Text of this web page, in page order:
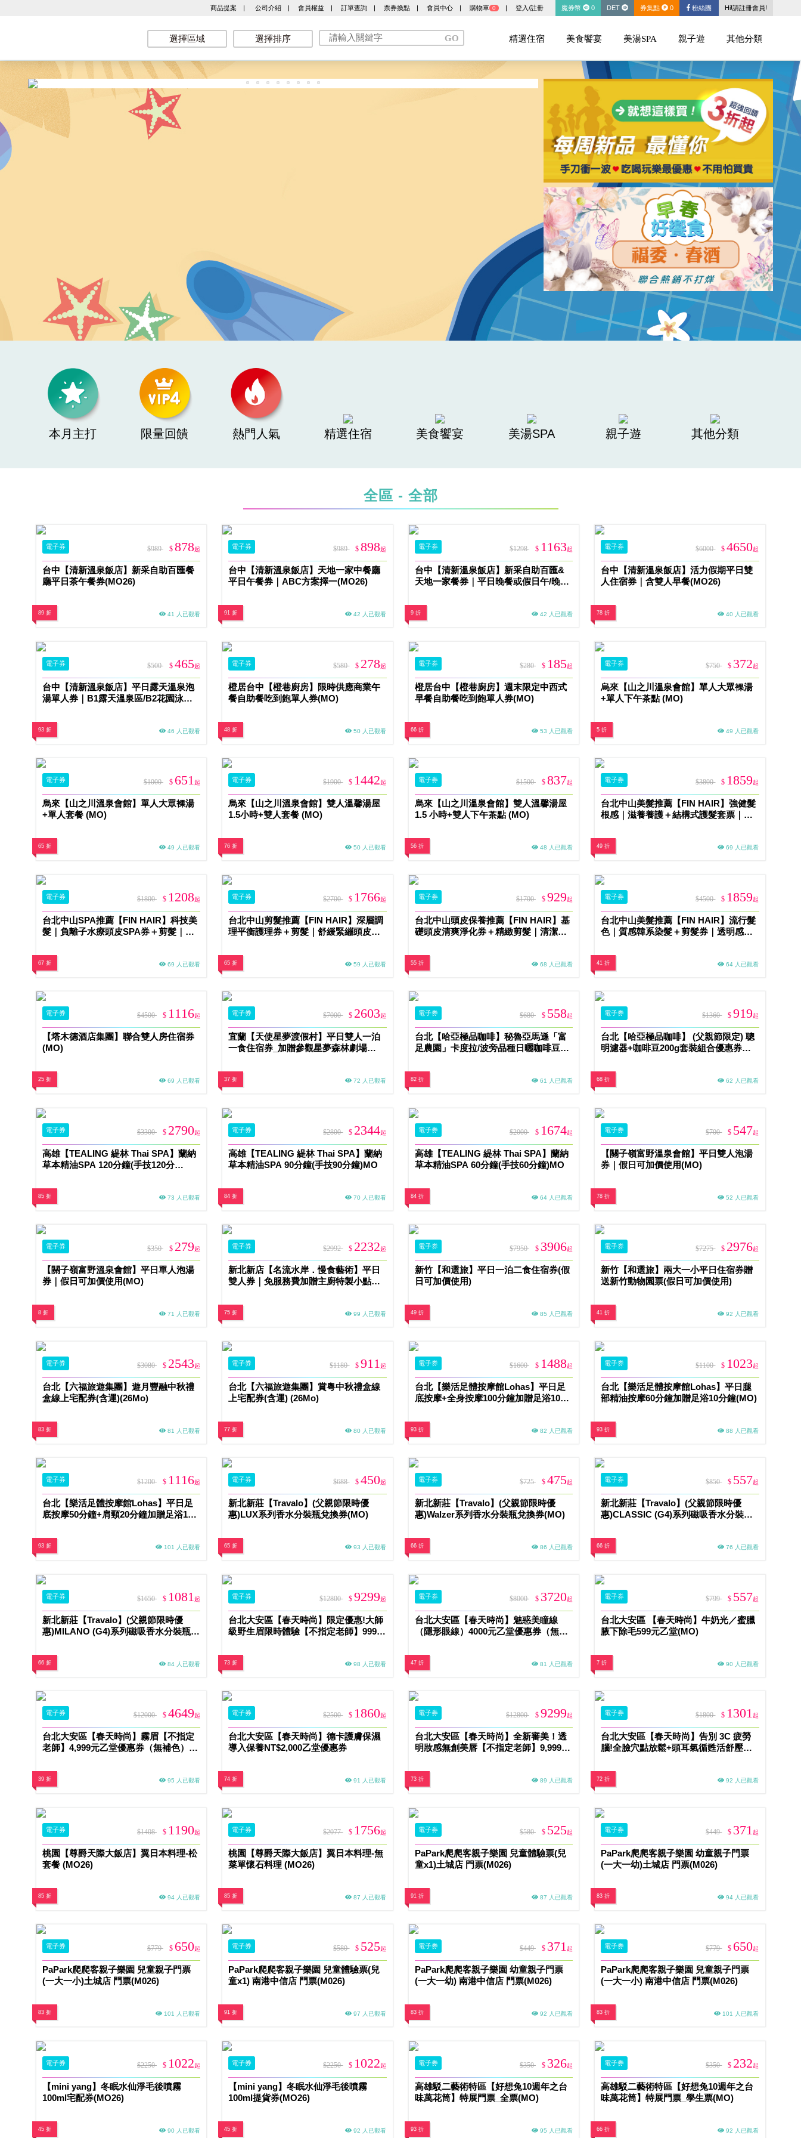
Hi!請註冊會員!
粉絲團
券集點 0
DET
魔券幣 0
商品提案| 公司介紹| 會員權益 | 訂單查詢| 票券換點| 會員中心| 購物車 0 | 登入/註冊
選擇區域 選擇排序 精選住宿 美食饗宴 美湯SPA 親子遊 其他分類
本月主打 限量回饋 熱門人氣 精選住宿 美食饗宴 美湯SPA 親子遊 其他分類
全區 - 全部
電子券 $989 $ 878起
台中【清新溫泉飯店】新采自助百匯餐
廳平日茶午餐券(MO26)
89 折 41 人已觀看
電子券 $989 $898起
台中【清新溫泉飯店】天地一家中餐廳
平日午餐券｜ABC方案擇一(MO26)
91 折 42 人已觀看
電子券 $1298 $ 1163起
台中【清新溫泉飯店】新采自助百匯&
天地一家餐券｜平日晚餐或假日午/晚餐
9 折 42 人已觀看
電子券 $6000 $4650起
台中【清新溫泉飯店】活力假期平日雙
人住宿券｜含雙人早餐(MO26)
78 折 40 人已觀看
電子券 $500 $ 465起
台中【清新溫泉飯店】平日露天溫泉泡
湯單人券｜B1露天溫泉區/B2花園泳池
93 折 46 人已觀看
電子券 $580 $ 278起
橙居台中【橙巷廚房】限時供應商業午
餐自助餐吃到飽單人券(MO)
48 折 50 人已觀看
電子券 $280 $ 185起
橙居台中【橙巷廚房】週末限定中西式
早餐自助餐吃到飽單人券(MO)
66 折 53 人已觀看
電子券 $750 $ 372起
烏來【山之川溫泉會館】單人大眾裸湯
+單人下午茶點 (MO)
5 折 49 人已觀看
電子券 $1000 $ 651起
烏來【山之川溫泉會館】單人大眾裸湯
+單人套餐 (MO)
65 折 49 人已觀看
電子券 $1900 $ 1442起
烏來【山之川溫泉會館】雙人溫馨湯屋
1.5小時+雙人套餐 (MO)
76 折 50 人已觀看
電子券 $1500 $ 837起
烏來【山之川溫泉會館】雙人溫馨湯屋
1.5 小時+雙人下午茶點 (MO)
56 折 48 人已觀看
電子券 $3800 $ 1859起
台北中山美髮推薦【FIN HAIR】強健髮
根感｜滋養養護＋結構式護髮套票｜滋
49 折 69 人已觀看
電子券 $1800 $ 1208起
台北中山SPA推薦【FIN HAIR】科技美
髮｜負離子水療頭皮SPA券＋剪髮｜科
67 折 69 人已觀看
電子券 $2700 $ 1766起
台北中山剪髮推薦【FIN HAIR】深層調
理平衡護理券＋剪髮｜舒緩緊繃頭皮、
65 折 59 人已觀看
電子券 $1700 $ 929起
台北中山頭皮保養推薦【FIN HAIR】基
礎頭皮清爽淨化券＋精緻剪髮｜清潔毛
55 折 68 人已觀看
電子券 $4500 $ 1859起
台北中山美髮推薦【FIN HAIR】流行髮
色｜質感韓系染髮＋剪髮券｜透明感光
41 折 64 人已觀看
電子券 $4500 $ 1116起
【塔木德酒店集團】聯合雙人房住宿券
(MO)
25 折 69 人已觀看
電子券 $7000 $ 2603起
宜蘭【天使星夢渡假村】平日雙人一泊
一食住宿券_加贈參觀星夢森林劇場
37 折 72 人已觀看
電子券 $680 $ 558起
台北【哈亞極品咖啡】秘魯亞馬遜「富
足農園」卡度拉/波旁品種日曬咖啡豆
82 折 61 人已觀看
電子券 $1360 $919起
台北【哈亞極品咖啡】 (父親節限定) 聰
明濾器+咖啡豆200g套裝組合優惠券
68 折 62 人已觀看
電子券 $3300 $ 2790起
高雄【TEALING 緹林 Thai SPA】蘭納
草本精油SPA 120分鐘(手技120分
85 折 73 人已觀看
電子券 $2800 $ 2344起
高雄【TEALING 緹林 Thai SPA】蘭納
草本精油SPA 90分鐘(手技90分鐘)MO
84 折 70 人已觀看
電子券 $2000 $ 1674起
高雄【TEALING 緹林 Thai SPA】蘭納
草本精油SPA 60分鐘(手技60分鐘)MO
84 折 64 人已觀看
電子券 $700 $ 547起
【關子嶺富野溫泉會館】平日雙人泡湯
券｜假日可加價使用(MO)
78 折 52 人已觀看
電子券 $350 $ 279起
【關子嶺富野溫泉會館】平日單人泡湯
券｜假日可加價使用(MO)
8 折 71 人已觀看
電子券 $2992 $ 2232起
新北新店【名流水岸．慢食藝術】平日
雙人券｜免服務費加贈主廚特製小點
75 折 99 人已觀看
電子券 $7950 $ 3906起
新竹【和選旅】平日一泊二食住宿券(假
日可加價使用)
49 折 85 人已觀看
電子券 $7275 $ 2976起
新竹【和選旅】兩大一小平日住宿券贈
送新竹動物園票(假日可加價使用)
41 折 92 人已觀看
電子券 $3080 $ 2543起
台北【六福旅遊集團】遊月豐融中秋禮
盒線上宅配券(含運)(26Mo)
83 折 81 人已觀看
電子券 $1180 $911起
台北【六福旅遊集團】賞粵中秋禮盒線
上宅配券(含運) (26Mo)
77 折 80 人已觀看
電子券 $1600 $ 1488起
台北【樂活足體按摩館Lohas】平日足
底按摩+全身按摩100分鐘加贈足浴10分
93 折 82 人已觀看
電子券 $1100 $ 1023起
台北【樂活足體按摩館Lohas】平日腿
部精油按摩60分鐘加贈足浴10分鐘(MO)
93 折 88 人已觀看
電子券 $1200 $ 1116起
台北【樂活足體按摩館Lohas】平日足
底按摩50分鐘+肩頸20分鐘加贈足浴10
93 折 101 人已觀看
電子券 $688 $450起
新北新莊【Travalo】(父親節限時優
惠)LUX系列香水分裝瓶兌換券(MO)
65 折 93 人已觀看
電子券 $725 $ 475起
新北新莊【Travalo】(父親節限時優
惠)Walzer系列香水分裝瓶兌換券(MO)
66 折 86 人已觀看
電子券 $850 $ 557起
新北新莊【Travalo】(父親節限時優
惠)CLASSIC (G4)系列磁吸香水分裝瓶
66 折 76 人已觀看
電子券 $1650 $ 1081 起
新北新莊【Travalo】(父親節限時優
惠)MILANO (G4)系列磁吸香水分裝瓶兌
66 折 84 人已觀看
電子券 $12800 $9299起
台北大安區【春天時尚】限定優惠!大師
級野生眉限時體驗【不指定老師】9999/
73 折 98 人已觀看
電子券 $8000 $ 3720起
台北大安區【春天時尚】魅惑美瞳線
（隱形眼線）4000元乙堂優惠券（無補
47 折 81 人已觀看
電子券 $799 $ 557起
台北大安區 【春天時尚】牛奶光／蜜臘
腋下除毛599元乙堂(MO)
7 折 90 人已觀看
電子券 $12000 $ 4649起
台北大安區【春天時尚】霧眉【不指定
老師】4,999元乙堂優惠券（無補色）
39 折 95 人已觀看
電子券 $2500 $ 1860起
台北大安區【春天時尚】德卡護膚保濕
導入保養NT$2,000乙堂優惠券
74 折 91 人已觀看
電子券 $12800 $ 9299起
台北大安區【春天時尚】全新審美！透
明妝感無創美唇【不指定老師】9,999乙
73 折 89 人已觀看
電子券 $1800 $ 1301起
台北大安區【春天時尚】告別 3C 疲勞
腦!全臉穴點放鬆+頭耳氣循甦活舒壓課
72 折 92 人已觀看
電子券 $1408 $ 1190起
桃園【尊爵天際大飯店】翼日本料理-松
套餐 (MO26)
85 折 94 人已觀看
電子券 $2077 $ 1756起
桃園【尊爵天際大飯店】翼日本料理-無
菜單懷石料理 (MO26)
85 折 87 人已觀看
電子券 $580 $ 525起
PaPark爬爬客親子樂園 兒童體驗票(兒
童x1)土城店 門票(M026)
91 折 87 人已觀看
電子券 $449 $ 371起
PaPark爬爬客親子樂園 幼童親子門票
(一大一幼)土城店 門票(M026)
83 折 94 人已觀看
電子券 $779 $ 650起
PaPark爬爬客親子樂園 兒童親子門票
(一大一小)土城店 門票(M026)
83 折 101 人已觀看
電子券 $580 $ 525起
PaPark爬爬客親子樂園 兒童體驗票(兒
童x1) 南港中信店 門票(M026)
91 折 97 人已觀看
電子券 $449 $ 371起
PaPark爬爬客親子樂園 幼童親子門票
(一大一幼) 南港中信店 門票(M026)
83 折 92 人已觀看
電子券 $779 $ 650起
PaPark爬爬客親子樂園 兒童親子門票
(一大一小) 南港中信店 門票(M026)
83 折 101 人已觀看
電子券 $2250 $ 1022起
【mini yang】冬眠水仙淨毛後噴霧
100ml宅配券(MO26)
45 折 90 人已觀看
電子券 $2250 $ 1022起
【mini yang】冬眠水仙淨毛後噴霧
100ml提貨券(MO26)
45 折 92 人已觀看
電子券 $350 $ 326起
高雄駁二藝術特區【好想兔10週年之台
味萬花筒】特展門票_全票(MO)
93 折 95 人已觀看
電子券 $350 $ 232起
高雄駁二藝術特區【好想兔10週年之台
味萬花筒】特展門票_學生票(MO)
66 折 92 人已觀看